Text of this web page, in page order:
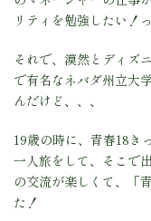
リティを勉強したい！
それで、漠然とディズ
で有名なネバダ州立大
んだけど、、、
19歳の時に、青春18き
一人旅をして、そこで
の交流が楽しくて、「
た！